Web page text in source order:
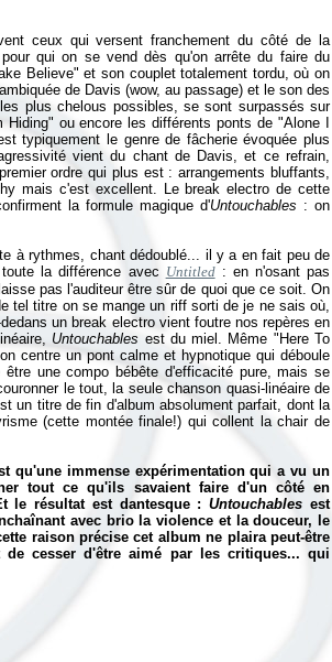
ceux qui versent franchement du côté de la
qui on se vend dès qu'on arrête du faire du
Believe" et son couplet totalement tordu, où on
de Davis (wow, au passage) et le son des
plus chelous possibles, se sont surpassés sur
ou encore les différents ponts de "Alone I
typiquement le genre de fâcherie évoquée plus
vient du chant de Davis, et ce refrain,
ordre qui plus est : arrangements bluffants,
mais c'est excellent. Le break electro de cette
la formule magique d'Untouchables : on
à rythmes, chant dédoublé... il y a en fait peu de
la différence avec Untitled: en n'osant pas
pas l'auditeur être sûr de quoi que ce soit. On
tel titre on se mange un riff sorti de je ne sais où,
un break electro vient foutre nos repères en
Untouchables est du miel. Même "Here To
centre un pont calme et hypnotique qui déboule
une compo bébête d'efficacité pure, mais se
le tout, la seule chanson quasi-linéaire de
un titre de fin d'album absolument parfait, dont la
(cette montée finale!) qui collent la chair de
qu'une immense expérimentation qui a vu un
tout ce qu'ils savaient faire d'un côté en
le résultat est dantesque :Untouchables est
avec brio la violence et la douceur, le
raison précise cet album ne plaira peut-être
cesser d'être aimé par les critiques... qui